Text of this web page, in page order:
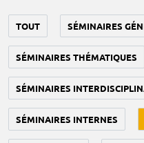
TOUT SÉMINAIRES
SÉMINAIRES THÉMATIQUES
SÉMINAIRES
SÉMINAIRES INTERNES